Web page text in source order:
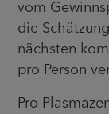
vom
die
nächsten
pro Person
Pro